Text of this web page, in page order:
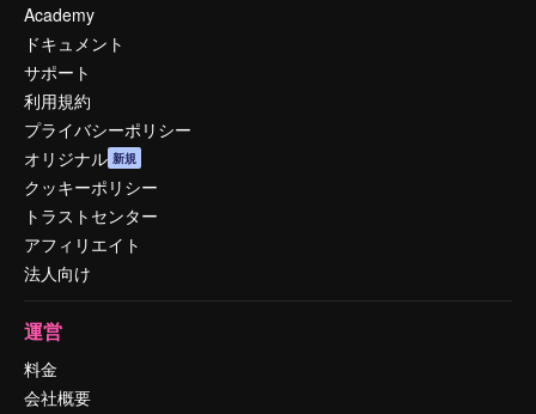
Academy
ドキュメント
サポート
利用規約
プライバシーポリシー
オリジナル 新規
クッキーポリシー
トラストセンター
アフィリエイト
法人向け
運営
料金
会社概要